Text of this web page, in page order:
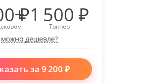
₽ Топпер
1 500 ₽
можно дешевле?
за 9 200 ₽